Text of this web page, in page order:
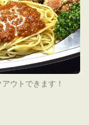
ウトできます！